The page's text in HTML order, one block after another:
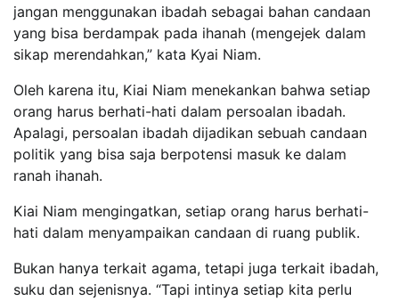
jangan menggunakan ibadah sebagai bahan candaan
yang bisa berdampak pada ihanah (mengejek dalam
sikap merendahkan,” kata Kyai Niam.
Oleh karena itu, Kiai Niam menekankan bahwa setiap
orang harus berhati-hati dalam persoalan ibadah.
Apalagi, persoalan ibadah dijadikan sebuah candaan
politik yang bisa saja berpotensi masuk ke dalam
ranah ihanah.
Kiai Niam mengingatkan, setiap orang harus berhati-
hati dalam menyampaikan candaan di ruang publik.
Bukan hanya terkait agama, tetapi juga terkait ibadah,
suku dan sejenisnya. “Tapi intinya setiap kita perlu